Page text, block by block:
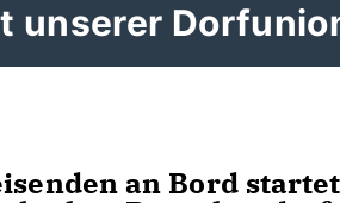
unserer
an Bord